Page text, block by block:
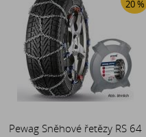
20 %
Pewag Sněhové řetězy RS 64